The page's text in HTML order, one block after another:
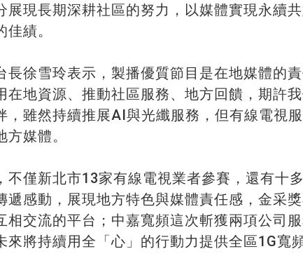
展現長期深耕社區的努力，以媒體實現永續
績。
長徐雪玲表示，製播優質節目是在地媒體的
地資源、推動社區服務、地方回饋，期許
，雖然持續推展AI與光纖服務，但有線電視
媒體。
不僅新北市13家有線電視業者參賽，還有十
遞感動，展現地方特色與媒體責任感，金采
相交流的平台；中嘉寬頻這次斬獲兩項公司
來將持續用全「心」的行動力提供全區1G寬